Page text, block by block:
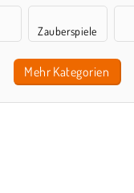
Zauberspiele
Mehr Kategorien